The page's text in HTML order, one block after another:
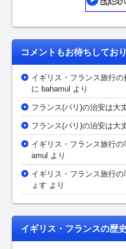
コメントもお待ちしてお
イギリス・フランス旅行
に bahamul より
フランス(パリ)の治安は大
フランス(パリ)の治安は大
イギリス・フランス旅行
amul より
イギリス・フランス旅行
ょす より
イギリス・フランスの歴史